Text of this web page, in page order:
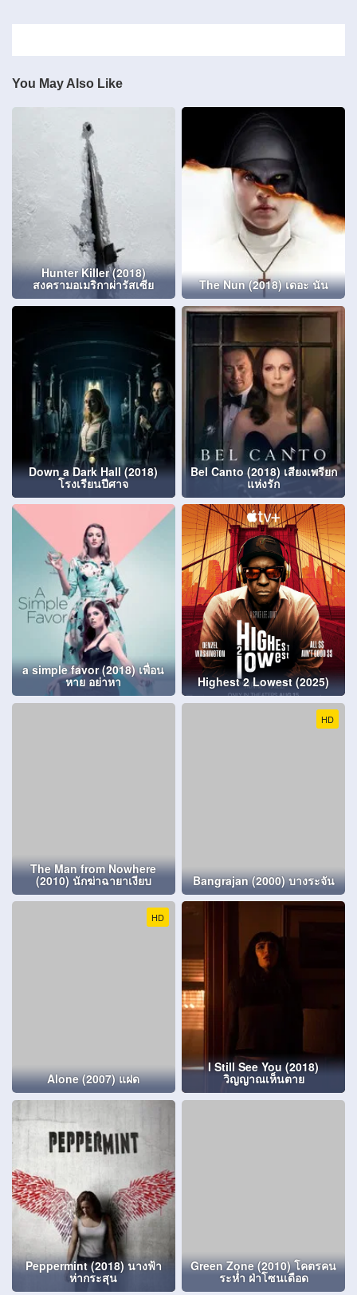
You May Also Like
Hunter Killer (2018)
สงครามอเมริกาผ่ารัสเซีย The Nun (2018) เดอะ นัน
Down a Dark Hall (2018)
โรงเรียนปีศาจ
Bel Canto (2018) เสียงเพรียก
แห่งรัก
a simple favor (2018) เพื่อน
หาย อย่าหา Highest 2 Lowest (2025)
The Man from Nowhere
(2010) นักฆ่าฉายาเงียบ
HD
Bangrajan (2000) บางระจัน
HD
Alone (2007) แฝด
I Still See You (2018)
วิญญาณเห็นตาย
Peppermint (2018) นางฟ้า
ห่ากระสุน
Green Zone (2010) โคตรคน
ระห่ำ ฝ่าโซนเดือด